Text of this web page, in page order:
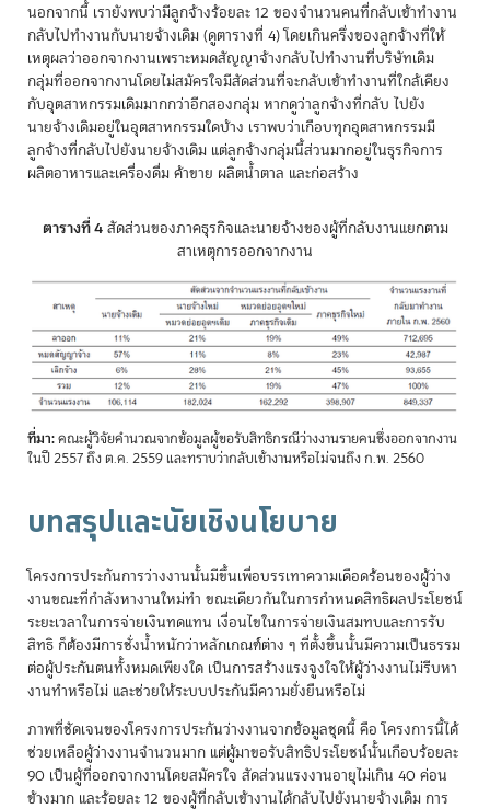
นอกจากนี้ เรายังพบว่ามีลูกจ้างร้อยละ 12 ของจำนวนคนที่กลับเข้าทำงาน
กลับไปทำงานกับนายจ้างเดิม (ดูตารางที่ 4) โดยเกินครึ่งของลูกจ้างที่ให้
เหตุผลว่าออกจากงานเพราะหมดสัญญาจ้างกลับไปทำงานที่บริษัทเดิม
กลุ่มที่ออกจากงานโดยไม่สมัครใจมีสัดส่วนที่จะกลับเข้าทำงานที่ใกล้เคียง
กับอุตสาหกรรมเดิมมากกว่าอีกสองกลุ่ม หากดูว่าลูกจ้างที่กลับ ไปยัง
นายจ้างเดิมอยู่ในอุตสาหกรรมใดบ้าง เราพบว่าเกือบทุกอุตสาหกรรมมี
ลูกจ้างที่กลับไปยังนายจ้างเดิม แต่ลูกจ้างกลุ่มนี้ส่วนมากอยู่ในธุรกิจการ
ผลิตอาหารและเครื่องดื่ม ค้าขาย ผลิตน้ำตาล และก่อสร้าง
ตารางที่ 4สัดส่วนของภาคธุรกิจและนายจ้างของผู้ที่กลับงานแยกตาม
สาเหตุการออกจากงาน
ที่มา:คณะผู้วิจัยคำนวณจากข้อมูลผู้ขอรับสิทธิกรณีว่างงานรายคนซึ่งออกจากงาน
ในปี 2557 ถึง ต.ค. 2559 และทราบว่ากลับเข้างานหรือไม่จนถึง ก.พ. 2560
บทสรุปและนัยเชิงนโยบาย
โครงการประกันการว่างงานนั้นมีขึ้นเพื่อบรรเทาความเดือดร้อนของผู้ว่าง
งานขณะที่กำลังหางานใหม่ทำ ขณะเดียวกันในการกำหนดสิทธิผลประโยชน์
ระยะเวลาในการจ่ายเงินทดแทน เงื่อนไขในการจ่ายเงินสมทบและการรับ
สิทธิ ก็ต้องมีการชั่งน้ำหนักว่าหลักเกณฑ์ต่าง ๆ ที่ตั้งขึ้นนั้นมีความเป็นธรรม
ต่อผู้ประกันตนทั้งหมดเพียงใด เป็นการสร้างแรงจูงใจให้ผู้ว่างงานไม่รีบหา
งานทำหรือไม่ และช่วยให้ระบบประกันมีความยั่งยืนหรือไม่
ภาพที่ชัดเจนของโครงการประกันว่างงานจากข้อมูลชุดนี้ คือ โครงการนี้ได้
ช่วยเหลือผู้ว่างงานจำนวนมาก แต่ผู้มาขอรับสิทธิประโยชน์นั้นเกือบร้อยละ
90 เป็นผู้ที่ออกจากงานโดยสมัครใจ สัดส่วนแรงงานอายุไม่เกิน 40 ค่อน
ข้างมาก และร้อยละ 12 ของผู้ที่กลับเข้างานได้กลับไปยังนายจ้างเดิม การ